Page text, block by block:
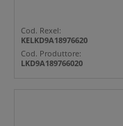
Cod. Rexel:
KELKD9A18976620
Cod. Produttore:
LKD9A189766020